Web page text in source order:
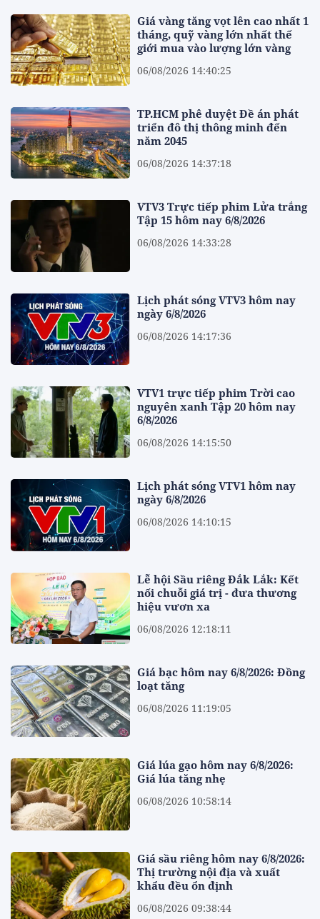
Giá vàng tăng vọt lên cao nhất 1
tháng, quỹ vàng lớn nhất thế
giới mua vào lượng lớn vàng
06/08/2026 14:40:25
TP.HCM phê duyệt Đề án phát
triển đô thị thông minh đến
năm 2045
06/08/2026 14:37:18
VTV3 Trực tiếp phim Lửa trắng
Tập 15 hôm nay 6/8/2026
06/08/2026 14:33:28
Lịch phát sóng VTV3 hôm nay
ngày 6/8/2026
06/08/2026 14:17:36
VTV1 trực tiếp phim Trời cao
nguyên xanh Tập 20 hôm nay
6/8/2026
06/08/2026 14:15:50
Lịch phát sóng VTV1 hôm nay
ngày 6/8/2026
06/08/2026 14:10:15
Lễ hội Sầu riêng Đắk Lắk: Kết
nối chuỗi giá trị - đưa thương
hiệu vươn xa
06/08/2026 12:18:11
Giá bạc hôm nay 6/8/2026: Đồng
loạt tăng
06/08/2026 11:19:05
Giá lúa gạo hôm nay 6/8/2026:
Giá lúa tăng nhẹ
06/08/2026 10:58:14
Giá sầu riêng hôm nay 6/8/2026:
Thị trường nội địa và xuất
khẩu đều ổn định
06/08/2026 09:38:44